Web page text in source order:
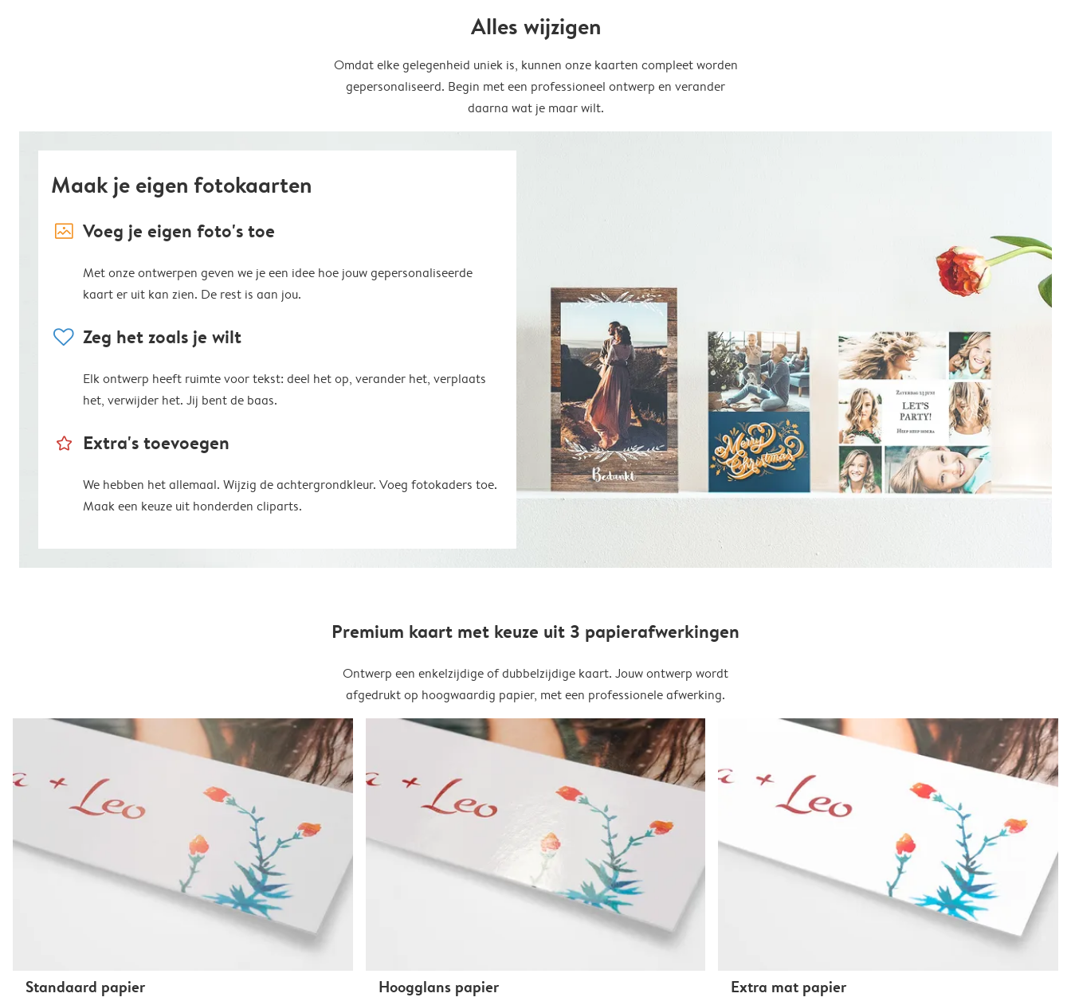
Alles wijzigen
Omdat elke gelegenheid uniek is, kunnen onze kaarten compleet worden
gepersonaliseerd. Begin met een professioneel ontwerp en verander
daarna wat je maar wilt.
Maak je eigen fotokaarten
image_placeholder Voeg je eigen foto's toe
Met onze ontwerpen geven we je een idee hoe jouw gepersonaliseerde
kaart er uit kan zien. De rest is aan jou.
heart Zeg het zoals je wilt
Elk ontwerp heeft ruimte voor tekst: deel het op, verander het, verplaats
het, verwijder het. Jij bent de baas.
star_outline Extra's toevoegen
We hebben het allemaal. Wijzig de achtergrondkleur. Voeg fotokaders toe.
Maak een keuze uit honderden cliparts.
Premium kaart met keuze uit 3 papierafwerkingen
Ontwerp een enkelzijdige of dubbelzijdige kaart. Jouw ontwerp wordt
afgedrukt op hoogwaardig papier, met een professionele afwerking.
Standaard papier Hoogglans papier Extra mat papier